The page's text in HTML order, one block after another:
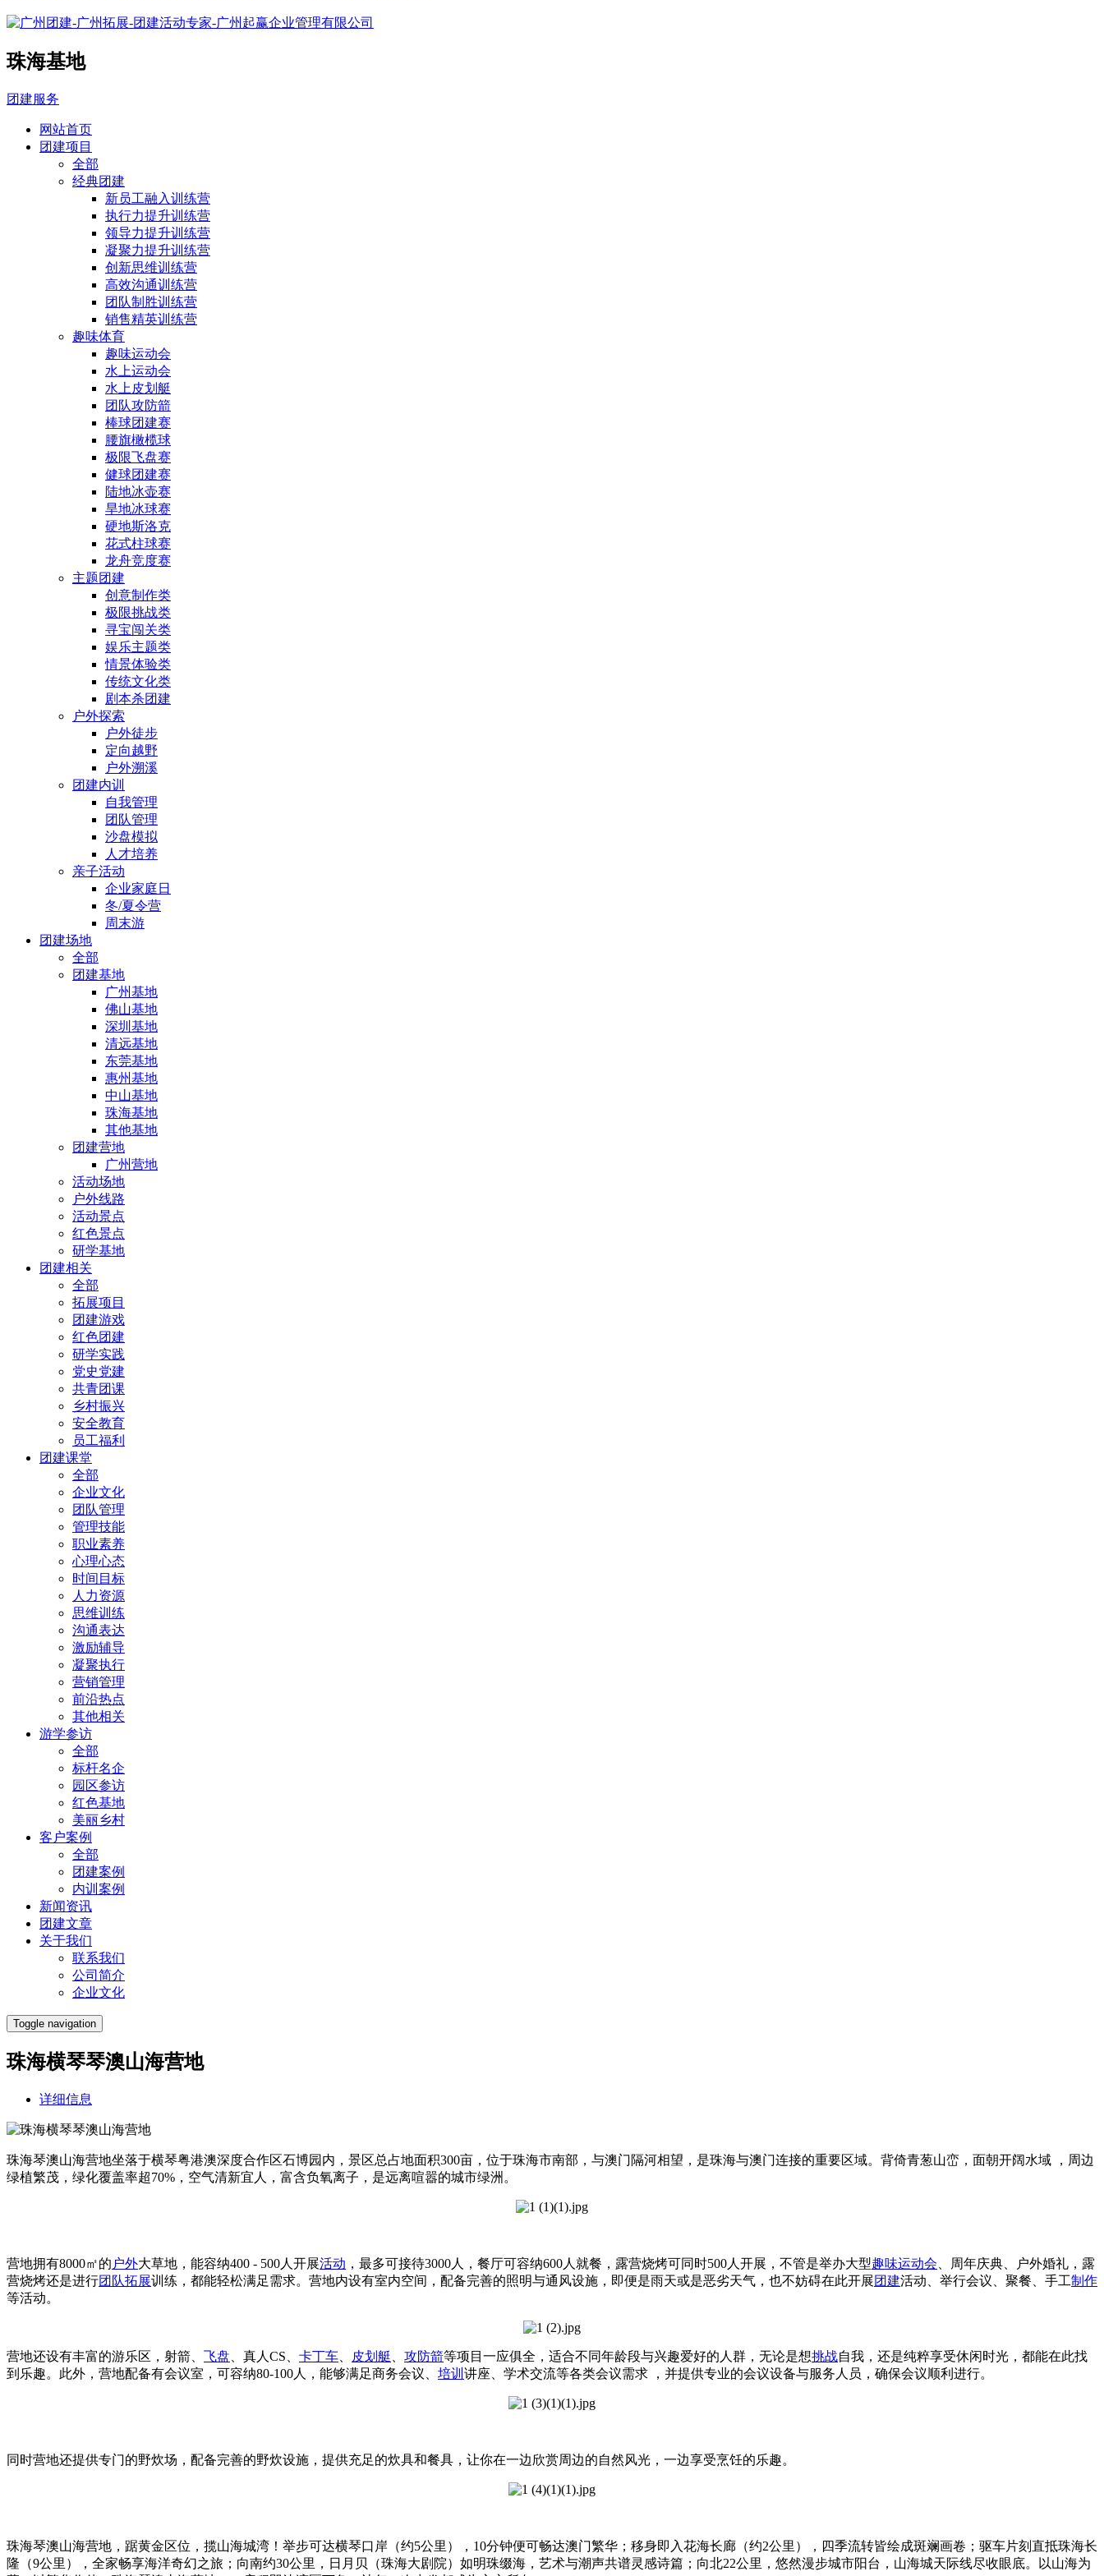
珠海基地
团建服务
网站首页
团建项目
全部
经典团建
新员工融入训练营
执行力提升训练营
领导力提升训练营
凝聚力提升训练营
创新思维训练营
高效沟通训练营
团队制胜训练营
销售精英训练营
趣味体育
趣味运动会
水上运动会
水上皮划艇
团队攻防箭
棒球团建赛
腰旗橄榄球
极限飞盘赛
健球团建赛
陆地冰壶赛
旱地冰球赛
硬地斯洛克
花式柱球赛
龙舟竞度赛
主题团建
创意制作类
极限挑战类
寻宝闯关类
娱乐主题类
情景体验类
传统文化类
剧本杀团建
户外探索
户外徒步
定向越野
户外溯溪
团建内训
自我管理
团队管理
沙盘模拟
人才培养
亲子活动
企业家庭日
冬/夏令营
周末游
团建场地
全部
团建基地
广州基地
佛山基地
深圳基地
清远基地
东莞基地
惠州基地
中山基地
珠海基地
其他基地
团建营地
广州营地
活动场地
户外线路
活动景点
红色景点
研学基地
团建相关
全部
拓展项目
团建游戏
红色团建
研学实践
党史党建
共青团课
乡村振兴
安全教育
员工福利
团建课堂
全部
企业文化
团队管理
管理技能
职业素养
心理心态
时间目标
人力资源
思维训练
沟通表达
激励辅导
凝聚执行
营销管理
前沿热点
其他相关
游学参访
全部
标杆名企
园区参访
红色基地
美丽乡村
客户案例
全部
团建案例
内训案例
新闻资讯
团建文章
关于我们
联系我们
公司简介
企业文化
Toggle navigation
珠海横琴琴澳山海营地
详细信息
珠海琴澳山海营地坐落于横琴粤港澳深度合作区石博园内，景区总占地面积300亩，位于珠海市南部，与澳门隔河相望，是珠海与澳门连接的重要区域。背倚青葱山峦，面朝开阔水域 ，周边
绿植繁茂，绿化覆盖率超70%，空气清新宜人，富含负氧离子，是远离喧嚣的城市绿洲。
营地拥有8000㎡的 户外大草地，能容纳400 - 500人开展活动 ，最多可接待3000人，餐厅可容纳600人就餐，露营烧烤可同时500人开展，不管是举办大型趣味运动会 、周年庆典、户外婚礼，露
营烧烤还是进行团队拓展训练，都能轻松满足需求。营地内设有室内空间，配备完善的照明与通风设施，即便是雨天或是恶劣天气，也不妨碍在此开展团建活动、举行会议、聚餐、手工制作
等活动。
营地还设有丰富的游乐区，射箭、 飞盘 、真人CS、 卡丁车 皮划艇 攻防箭等项目一应俱全，适合不同年龄段与兴趣爱好的人群，无论是想挑战自我，还是纯粹享受休闲时光，都能在此找
到乐趣。此外，营地配备有会议室，可容纳80-100人，能够满足商务会议、 培训 讲座、学术交流等各类会议需求 ，并提供专业的会议设备与服务人员，确保会议顺利进行。
同时营地还提供专门的野炊场，配备完善的野炊设施，提供充足的炊具和餐具，让你在一边欣赏周边的自然风光，一边享受烹饪的乐趣。
珠海琴澳山海营地，踞黄金区位，揽山海城湾！举步可达横琴口岸（约5公里），10分钟便可畅达澳门繁华；移身即入花海长廊（约2公里），四季流转皆绘成斑斓画卷；驱车片刻直抵珠海长
隆（9公里），全家畅享海洋奇幻之旅；向南约30公里，日月贝（珠海大剧院）如明珠缀海，艺术与潮声共谱灵感诗篇；向北22公里，悠然漫步城市阳台，山海城天际线尽收眼底。以山海为